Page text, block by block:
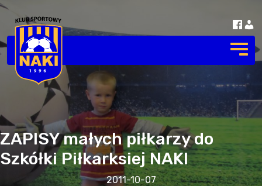
ZAPISY małych piłkarzy do
Szkółki Piłkarksiej NAKI
2011-10-07